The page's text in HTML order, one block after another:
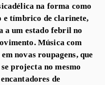
na forma como
tímbrico de clarinete,
a um estado febril no
Música com
novas roupagens, que
projecta no mesmo
de